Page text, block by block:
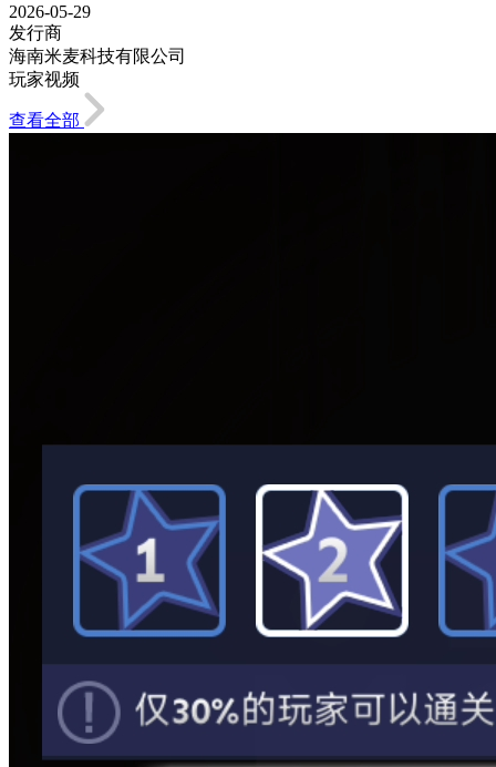
2026-05-29
发行商
海南米麦科技有限公司
玩家视频
查看全部